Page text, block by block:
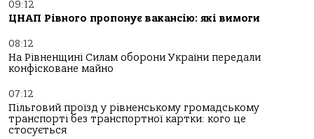
09:12
ЦНАП Рівного пропонує вакансію: які вимоги
08:12
На Рівненщині Силам оборони України передали
конфісковане майно
07:12
Пільговий проїзд у рівненському громадському
транспорті без транспортної картки: кого це
стосується